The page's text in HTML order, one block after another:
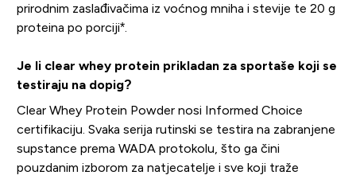
prirodnim zaslađivačima iz voćnog mniha i stevije te 20 g
proteina po porciji*.
Je li clear whey protein prikladan za sportaše koji se
testiraju na dopig?
Clear Whey Protein Powder nosi Informed Choice
certifikaciju. Svaka serija rutinski se testira na zabranjene
supstance prema WADA protokolu, što ga čini
pouzdanim izborom za natjecatelje i sve koji traže